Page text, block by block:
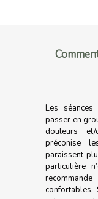
Les
passer en
douleurs
préconise
paraissent
particulière
confortables.